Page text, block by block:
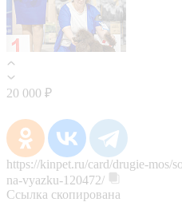
20 000 ₽
https://kinpet.ru/card/drugie-mos/
na-vyazku-120472/
Ссылка скопирована